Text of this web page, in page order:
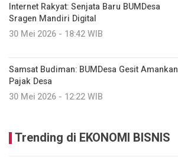
Internet Rakyat: Senjata Baru BUMDesa
Sragen Mandiri Digital
30 Mei 2026 - 18:42 WIB
Samsat Budiman: BUMDesa Gesit Amankan
Pajak Desa
30 Mei 2026 - 12:22 WIB
Trending di EKONOMI BISNIS